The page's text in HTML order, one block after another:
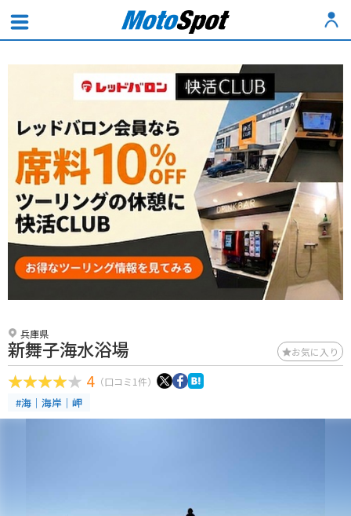
兵庫県
新舞子海水浴場 お気に入り
4 （口コミ1件）
#海｜海岸｜岬